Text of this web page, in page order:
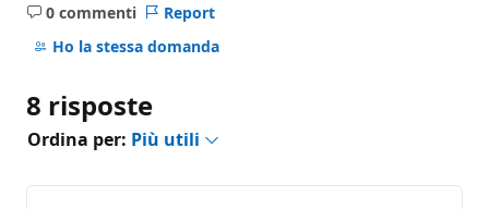
0 commenti
Nessun
commento
Report
Ho la stessa domanda
8 risposte
Ordina per: Più utili